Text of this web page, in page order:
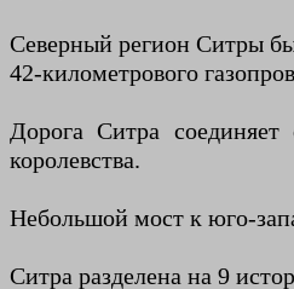
Северный регион Ситры
42-километрового
Дорога Ситра
королевства.
Небольшой мост к юго-
Ситра разделена на 9